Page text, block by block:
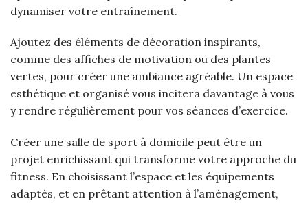
dynamiser votre entraînement.
Ajoutez des éléments de décoration inspirants,
comme des affiches de motivation ou des plantes
vertes, pour créer une ambiance agréable. Un espace
esthétique et organisé vous incitera davantage à vous
y rendre régulièrement pour vos séances d’exercice.
Créer une salle de sport à domicile peut être un
projet enrichissant qui transforme votre approche du
fitness. En choisissant l’espace et les équipements
adaptés, et en prêtant attention à l’aménagement,